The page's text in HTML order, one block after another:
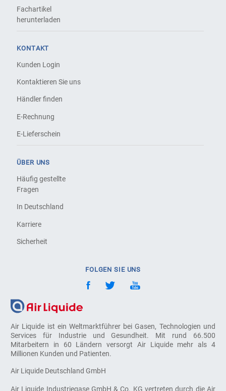
Air Liquide ist ein Weltmarktführer bei Gasen, Technologien und
Services für Industrie und Gesundheit. Mit rund 66.500
Mitarbeitern in 60 Ländern versorgt Air Liquide mehr als 4
Millionen Kunden und Patienten.
Air Liquide Deutschland GmbH
Air Liquide Industriegase GmbH & Co. KG vertreten durch die Air
Fachartikel
herunterladen
KONTAKT
Kunden Login
Kontaktieren Sie uns
Händler finden
E-Rechnung
E-Lieferschein
ÜBER UNS
Häufig gestellte
Fragen
In Deutschland
Karriere
Sicherheit
FOLGEN SIE UNS